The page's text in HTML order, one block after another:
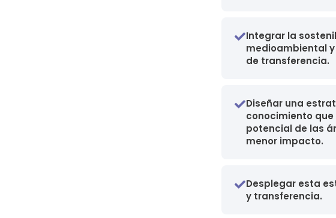
Integrar la
medioambiental
de transferencia.
Diseñar una
conocimiento
potencial de las
menor impacto.
Desplegar esta
y transferencia.